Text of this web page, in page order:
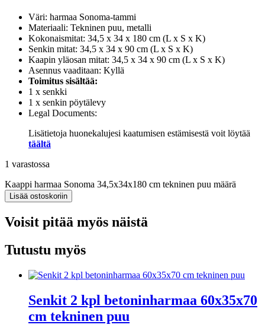
Väri: harmaa Sonoma-tammi
Materiaali: Tekninen puu, metalli
Kokonaismitat: 34,5 x 34 x 180 cm (L x S x K)
Senkin mitat: 34,5 x 34 x 90 cm (L x S x K)
Kaapin yläosan mitat: 34,5 x 34 x 90 cm (L x S x K)
Asennus vaaditaan: Kyllä
Toimitus sisältää:
1 x senkki
1 x senkin pöytälevy
Legal Documents:
Lisätietoja huonekalujesi kaatumisen estämisestä voit löytää
täältä
1 varastossa
Kaappi harmaa Sonoma 34,5x34x180 cm tekninen puu määrä
Lisää ostoskoriin
Voisit pitää myös näistä
Tutustu myös
Senkit 2 kpl betoninharmaa 60x35x70
cm tekninen puu